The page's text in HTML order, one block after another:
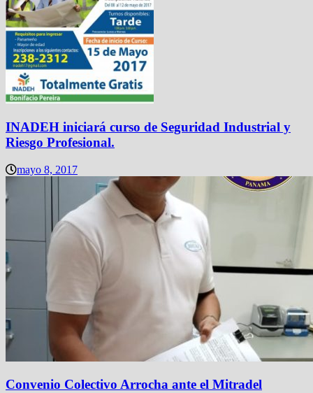
INADEH iniciará curso de Seguridad Industrial y
Riesgo Profesional.
mayo 8, 2017
Convenio Colectivo Arrocha ante el Mitradel